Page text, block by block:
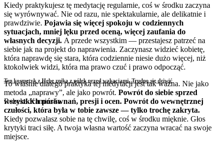
Ten kosmetyk z Hebe znika z półek przed wakacjami. Trudno się dziwić
Rebeka Kamińska
Kiedy praktykujesz tę medytację regularnie, coś w środku zaczyna
się wyrównywać. Nie od razu, nie spektakularnie, ale delikatnie i
prawdziwie. Pojawia się więcej spokoju w codziennych
sytuacjach, mniej lęku przed oceną, więcej zaufania do
własnych decyzji. A przede wszystkim — przestajesz patrzeć na
siebie jak na projekt do naprawienia. Zaczynasz widzieć kobietę,
która naprawdę się stara, która codziennie niesie dużo więcej, niż
ktokolwiek widzi, która ma prawo czuć i prawo odpocząć.
To właśnie dlatego praktyka tej medytacji jest tak ważna. Nie jako
metoda „naprawy”, ale jako powrót. Powrót do siebie sprzed
wszystkich porównań, presji i ocen. Powrót do wewnętrznej
czułości, która była w tobie zawsze — tylko trochę zakryta.
Kiedy pozwalasz sobie na tę chwilę, coś w środku mięknie. Głos
krytyki traci siłę. A twoja własna wartość zaczyna wracać na swoje
miejsce.